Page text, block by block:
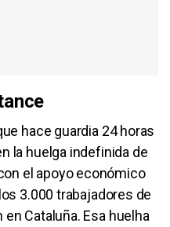
hace guardia 24 horas
la huelga indefinida de
el apoyo económico
3.000 trabajadores de
Cataluña. Esa huelha